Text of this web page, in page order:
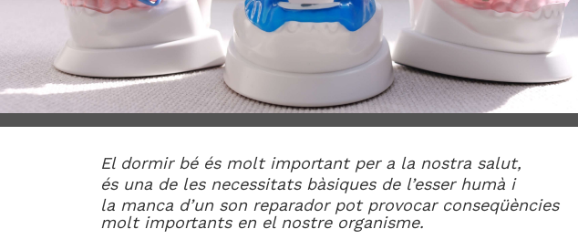
El dormir bé és molt important per a la nostra salut,
és una de les necessitats bàsiques de l’esser humà i
la manca d’un son reparador pot provocar conseqüències
molt importants en el nostre organisme.